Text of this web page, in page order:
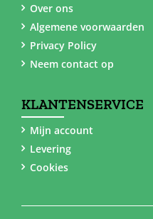
Over ons
Algemene voorwaarden
Privacy Policy
Neem contact op
KLANTENSERVICE
Mijn account
Levering
Cookies